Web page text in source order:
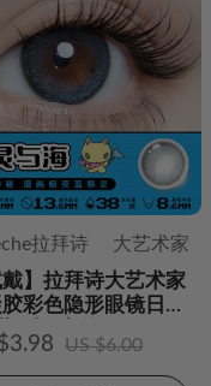
拉拜诗
大艺术家
戴】拉拜诗大艺术家
彩色隐形眼镜日抛
-精灵与海
US $6.00